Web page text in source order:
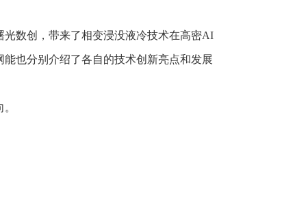
数创，带来了相变浸没液冷技术在高密AI
也分别介绍了各自的技术创新亮点和发展